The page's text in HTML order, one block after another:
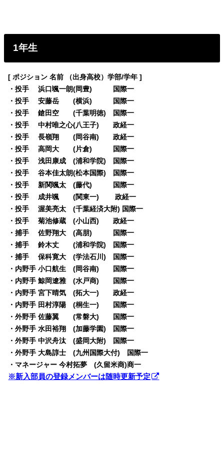
1年生
[ ポジション 名前 （出身高校）学部/学年 ]
・投手 浜口颯一朗(岡豊) 国際一
・投手 安藤岳 (横浜) 国際一
・投手 鎗田空 (千葉明徳) 国際一
・投手 中村唯之心(八王子) 政経一
・投手 長嶺翔 (岡谷南) 政経一
・投手 高岡大 (片倉) 国際一
・投手 浅田康成 (浦和学院) 国際一
・投手 谷本佳太朗(松本国際) 国際一
・投手 新関颯太 (藤代) 国際一
・投手 成井颯 (関東一) 政経一
・投手 渥美亮太 (千葉経済大附) 国際一
・投手 菊池修蔵 (小山西) 政経一
・捕手 佐野翔大 (高朋) 国際一
・捕手 鈴木丈 (浦和学院) 国際一
・捕手 保科寛大 (学法石川) 国際一
・内野手 小口航生 (岡谷南) 国際一
・内野手 鯨岡遼雅 (水戸商) 国際一
・内野手 宮下晴気 (拓大一) 政経一
・内野手 田村淳陽 (桐生一) 国際一
・外野手 佐藤翼 (常磐大) 国際一
・外野手 水田裕翔 (加藤学園) 国際一
・外野手 中沢舟汰 (盛岡大附) 国際一
・外野手 大島諄士 (九州国際大付) 国際一
・マネージャー 今村拓夢 (久留米商)商一
※新入部員の登録メンバーは随時更新予定